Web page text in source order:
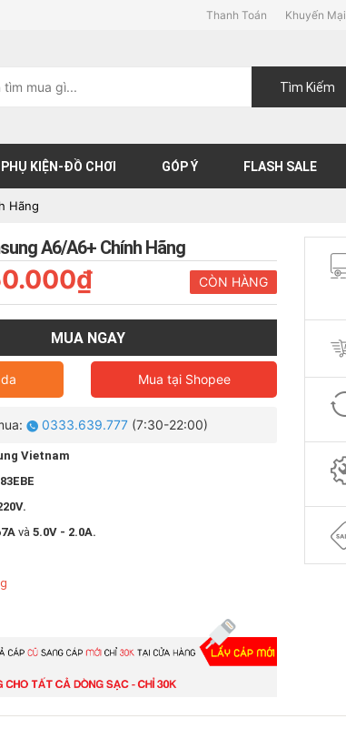
Thanh Toán Khuyến Mại
Tìm Kiếm
PHỤ KIỆN-ĐỒ CHƠI GÓP Ý FLASH SALE
Hãng
A6/A6+ Chính Hãng
CÒN HÀNG
MUA NGAY
Mua tại Shopee
0333.639.777(7:30-22:00)
Vietnam
và 5.0V - 2.0A.